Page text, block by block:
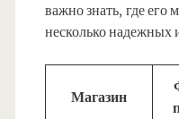
важно знать, где его
несколько надежных
Магазин